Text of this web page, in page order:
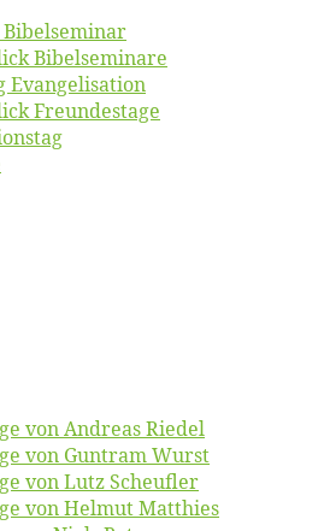
Bibelseminare
Evangelisation
Freundestage
von An­dre­as Riedel
von Gun­tram Wurst
von Lutz Scheufler
von Hel­mut Matthies